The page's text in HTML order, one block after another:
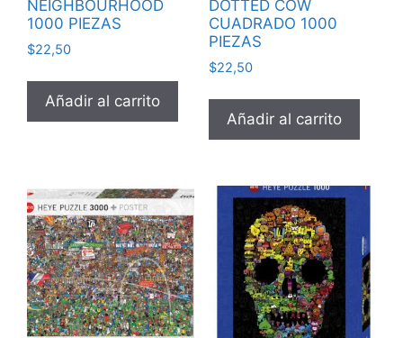
NEIGHBOURHOOD
1000 PIEZAS
$22,50
Añadir al carrito
DOTTED COW
CUADRADO 1000
PIEZAS
$22,50
Añadir al carrito